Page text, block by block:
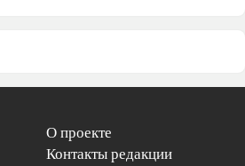
О проекте
Контакты редакции